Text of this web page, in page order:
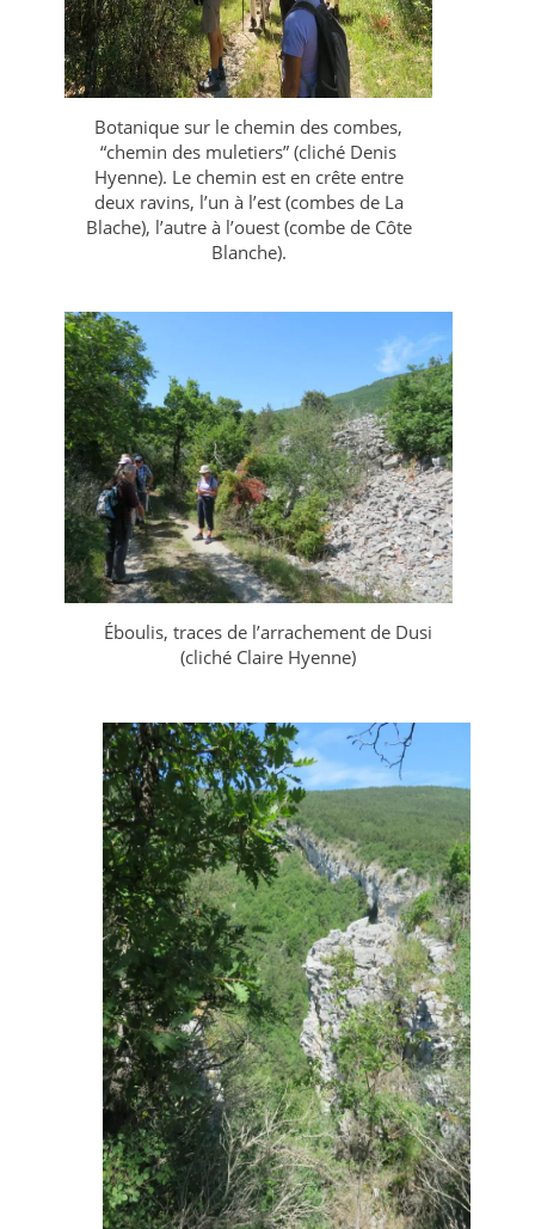
Botanique sur le chemin des combes,
“chemin des muletiers” (cliché Denis
Hyenne). Le chemin est en crête entre
deux ravins, l’un à l’est (combes de La
Blache), l’autre à l’ouest (combe de Côte
Blanche).
Éboulis, traces de l’arrachement de Dusi
(cliché Claire Hyenne)